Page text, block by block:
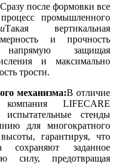
Сразу после формовки все
промышленного
Такая вертикальная
и прочность
напрямую защищая
и максимально
трости.
механизма:В отличие
LIFECARE
испытательные стенды
для многократного
гарантируя, что
заданное
силу, предотвращая